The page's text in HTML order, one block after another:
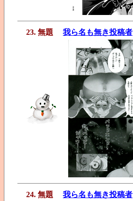
23. 無題 我ら名も無き投稿者
24. 無題 我ら名も無き投稿者